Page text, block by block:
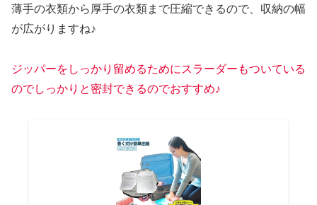
薄手の衣類から厚手の衣類まで圧縮できるので、収納の幅
が広がりますね♪
ジッパーをしっかり留めるためにスラーダーもついている
のでしっかりと密封できるのでおすすめ♪